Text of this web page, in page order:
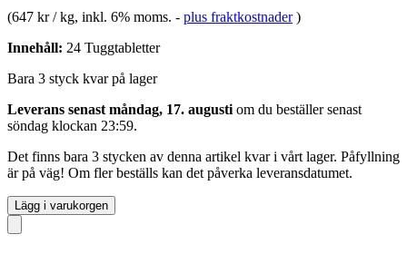
(647 kr / kg, inkl. 6% moms. - plus fraktkostnader )
Innehåll: 24 Tuggtabletter
Bara 3 styck kvar på lager
Leverans senast måndag, 17. augusti om du beställer senast
söndag klockan 23:59.
Det finns bara 3 stycken av denna artikel kvar i vårt lager. Påfyllning
är på väg! Om fler beställs kan det påverka leveransdatumet.
Lägg i varukorgen